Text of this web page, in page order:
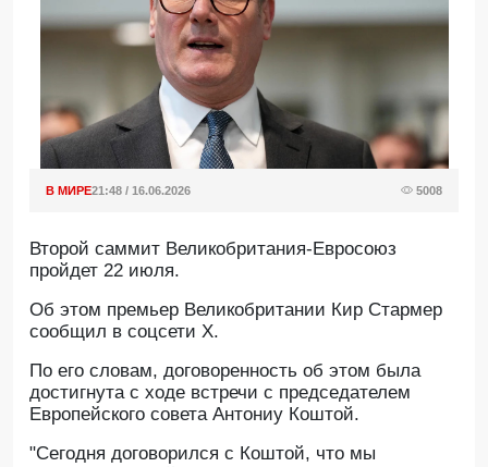
В МИРЕ21:48 / 16.06.2026 5008
Второй саммит Великобритания-Евросоюз
пройдет 22 июля.
Об этом премьер Великобритании Кир Стармер
сообщил в соцсети Х.
По его словам, договоренность об этом была
достигнута с ходе встречи с председателем
Европейского совета Антониу Коштой.
"Сегодня договорился с Коштой, что мы